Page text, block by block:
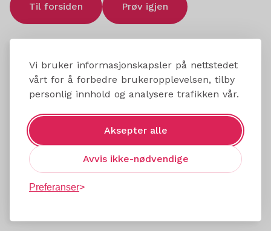
Vi bruker informasjonskapsler på nettstedet
vårt for å forbedre brukeropplevelsen, tilby
personlig innhold og analysere trafikken vår.
Aksepter alle
Avvis ikke-nødvendige
Preferanser
Til forsiden Prøv igjen